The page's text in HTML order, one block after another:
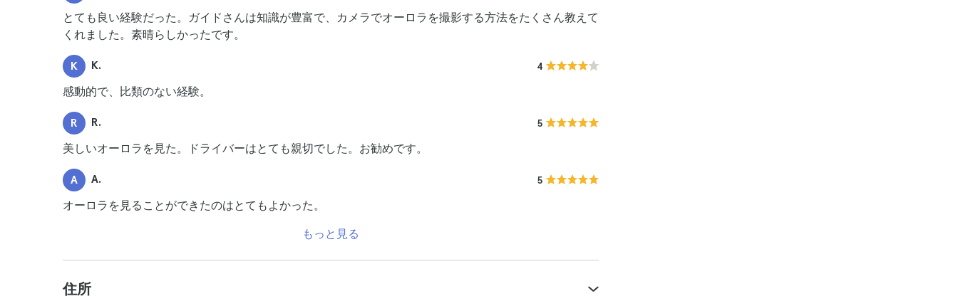
とても良い経験だった。ガイドさんは知識が豊富で、カメラでオーロラを撮影する方法をたくさん教えて
くれました。素晴らしかったです。
K K. 4
感動的で、比類のない経験。
R R. 5
美しいオーロラを見た。ドライバーはとても親切でした。お勧めです。
A A. 5
オーロラを見ることができたのはとてもよかった。
もっと見る
住所